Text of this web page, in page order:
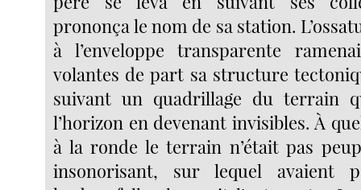
prononça le nom de sa station.
à l’enveloppe transparente
volantes de part sa structure
suivant un quadrillage du terrain
l’horizon en devenant invisibles. À
à la ronde le terrain n’était pas
insonorisant, sur lequel avaient